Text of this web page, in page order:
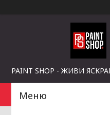
PAINT SHOP - ЖИВИ